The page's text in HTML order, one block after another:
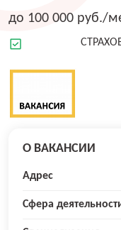
до 100 000 руб./
О ВАКАНСИИ
Адрес
Сфера